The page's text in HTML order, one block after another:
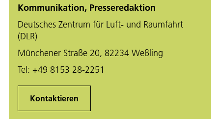
Kommunikation, Presseredaktion
Deutsches Zentrum für Luft- und Raumfahrt
(DLR)
Münchener Straße 20, 82234 Weßling
Tel: +49 8153 28-2251
Kontaktieren